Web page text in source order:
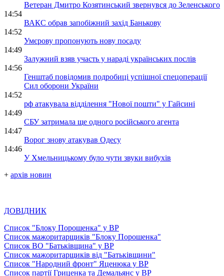
Ветеран Дмитро Козятинський звернувся до Зеленського
14:54
ВАКС обрав запобіжний захід Банькову
14:52
Умєрову пропонують нову посаду
14:49
Залужний взяв участь у нараді українських послів
14:56
Генштаб повідомив подробиці успішної спецоперації
Сил оборони України
14:52
рф атакувала відділення "Нової пошти" у Гайсині
14:49
СБУ затримала ще одного російського агента
14:47
Ворог знову атакував Одесу
14:46
У Хмельницькому було чути звуки вибухів
+ архів новин
ДОВІДНИК
Список "Блоку Порошенка" у ВР
Список мажоритарщиків "Блоку Порошенка"
Список ВО "Батьківщина" у ВР
Список мажоритарщиків від "Батьківщини"
Список "Народний фронт" Яценюка у ВР
Список партії Гриценка та Демальянс у ВР